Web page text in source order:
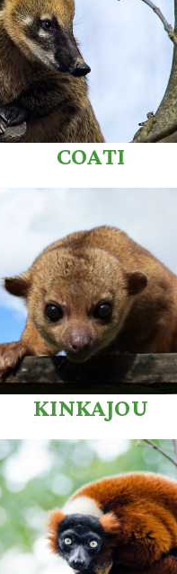
COATI
KINKAJOU